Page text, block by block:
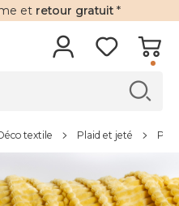
et retour gratuit *
textile Plaid et jeté